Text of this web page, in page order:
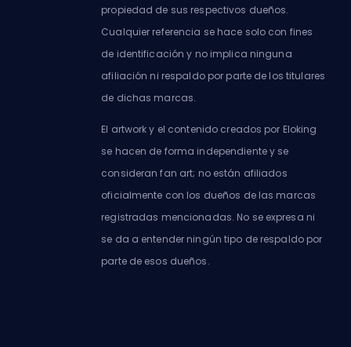
propiedad de sus respectivos dueños.
Cualquier referencia se hace solo con fines
de identificación y no implica ninguna
afiliación ni respaldo por parte de los titulares
de dichas marcas.
El artwork y el contenido creados por Eloking
se hacen de forma independiente y se
consideran fan art; no están afiliados
oficialmente con los dueños de las marcas
registradas mencionadas. No se expresa ni
se da a entender ningún tipo de respaldo por
parte de esos dueños.